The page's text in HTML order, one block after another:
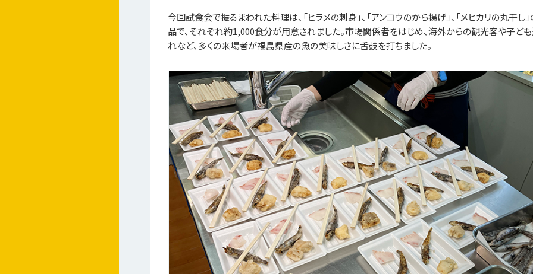
今回試食会で振るまわれた料理は、「ヒラメの刺身」、「アンコウのから揚げ」、「メヒカリの丸干し
品で、それぞれ約1,000食分が用意されました。市場関係者をはじめ、海外からの観光客や子ど
れなど、多くの来場者が福島県産の魚の美味しさに舌鼓を打ちました。